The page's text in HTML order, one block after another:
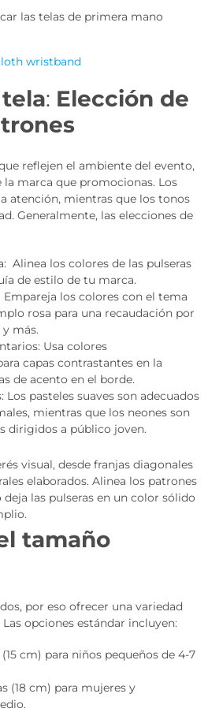
las telas de primera mano
: Elección de
reflejen el ambiente del evento,
la marca que promocionas. Los
atención, mientras que los tonos
Generalmente, las elecciones de
Alinea los colores de las pulseras
de estilo de tu marca.
los colores con el tema
rosa para una recaudación por
más.
Usa colores
capas contrastantes en la
de acento en el borde.
Los pasteles suaves son adecuados
mientras que los neones son
dirigidos a público joven.
visual, desde franjas diagonales
elaborados. Alinea los patrones
las pulseras en un color sólido
tamaño
por eso ofrecer una variedad
opciones estándar incluyen:
cm) para niños pequeños de 4-7
(18 cm) para mujeres y